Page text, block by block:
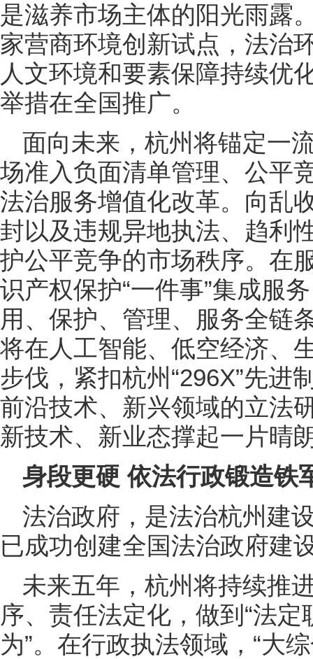
是滋养市场主体的阳光雨露
家营商环境创新试点，法治
人文环境和要素保障持续优
举措在全国推广。
面向未来，杭州将锚定一
场准入负面清单管理、公平
法治服务增值化改革。向乱
封以及违规异地执法、趋利
护公平竞争的市场秩序。在
识产权保护“一件事”集成服
用、保护、管理、服务全链
将在人工智能、低空经济、
步伐，紧扣杭州“296X”先进
前沿技术、新兴领域的立法
新技术、新业态撑起一片晴
身段更硬 依法行政锻造铁
法治政府，是法治杭州建
已成功创建全国法治政府建
未来五年，杭州将持续推
序、责任法定化，做到“法
为”。在行政执法领域，“大